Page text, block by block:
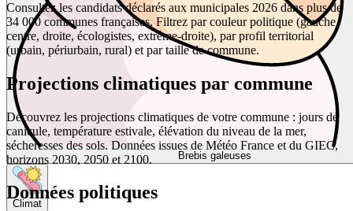
Brebis galeuses
Climat
Consultez les candidats déclarés aux municipales 2026 dans plus de
34 000 communes françaises. Filtrez par couleur politique (gauche,
centre, droite, écologistes, extrême-droite), par profil territorial
(urbain, périurbain, rural) et par taille de commune.
Projections climatiques par commune
Découvrez les projections climatiques de votre commune : jours de
canicule, température estivale, élévation du niveau de la mer,
sécheresses des sols. Données issues de Météo France et du GIEC,
horizons 2030, 2050 et 2100.
Données politiques